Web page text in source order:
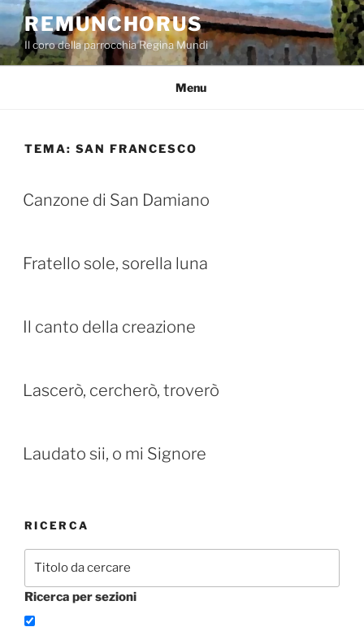
Salta
contenuto
REMUNCHORUS
Il coro della parrocchia Regina Mundi
Menu
TEMA: SAN FRANCESCO
Canzone di San Damiano
Fratello sole, sorella luna
Il canto della creazione
Lascerò, cercherò, troverò
Laudato sii, o mi Signore
RICERCA
Ricerca per sezioni